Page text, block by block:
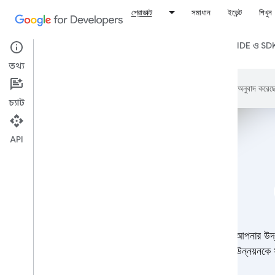
প্রোডাক্ট সমাধান ইভেন্ট শিখুন
সব প্রোডাক্ট ফ্রেমওয়ার্ক, IDE ও
অনুবাদ
আপনার
উন্নয়নকে
তথ্য
চ্যাট
API